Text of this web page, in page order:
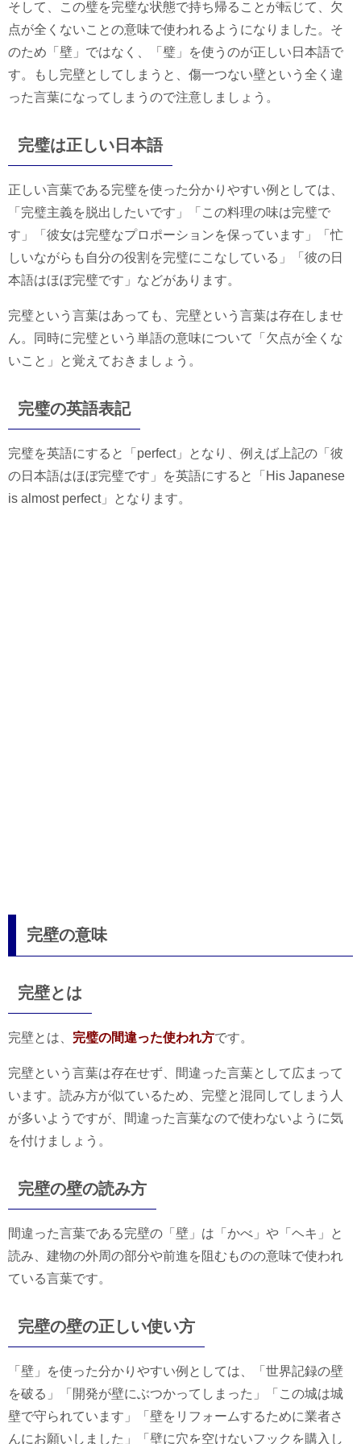
そして、この璧を完璧な状態で持ち帰ることが転じて、欠
点が全くないことの意味で使われるようになりました。そ
のため「壁」ではなく、「璧」を使うのが正しい日本語で
す。もし完壁としてしまうと、傷一つない壁という全く違
った言葉になってしまうので注意しましょう。
完璧は正しい日本語
正しい言葉である完璧を使った分かりやすい例としては、
「完璧主義を脱出したいです」「この料理の味は完璧で
す」「彼女は完璧なプロポーションを保っています」「忙
しいながらも自分の役割を完璧にこなしている」「彼の日
本語はほぼ完璧です」などがあります。
完璧という言葉はあっても、完壁という言葉は存在しませ
ん。同時に完璧という単語の意味について「欠点が全くな
いこと」と覚えておきましょう。
完璧の英語表記
完璧を英語にすると「perfect」となり、例えば上記の「彼
の日本語はほぼ完璧です」を英語にすると「His Japanese
is almost perfect」となります。
完壁の意味
完壁とは
完壁とは、 完璧の間違った使われ方です。
完壁という言葉は存在せず、間違った言葉として広まって
います。読み方が似ているため、完璧と混同してしまう人
が多いようですが、間違った言葉なので使わないように気
を付けましょう。
完壁の壁の読み方
間違った言葉である完壁の「壁」は「かべ」や「ヘキ」と
読み、建物の外周の部分や前進を阻むものの意味で使われ
ている言葉です。
完壁の壁の正しい使い方
「壁」を使った分かりやすい例としては、「世界記録の壁
を破る」「開発が壁にぶつかってしまった」「この城は城
壁で守られています」「壁をリフォームするために業者さ
んにお願いしました」「壁に穴を空けないフックを購入し